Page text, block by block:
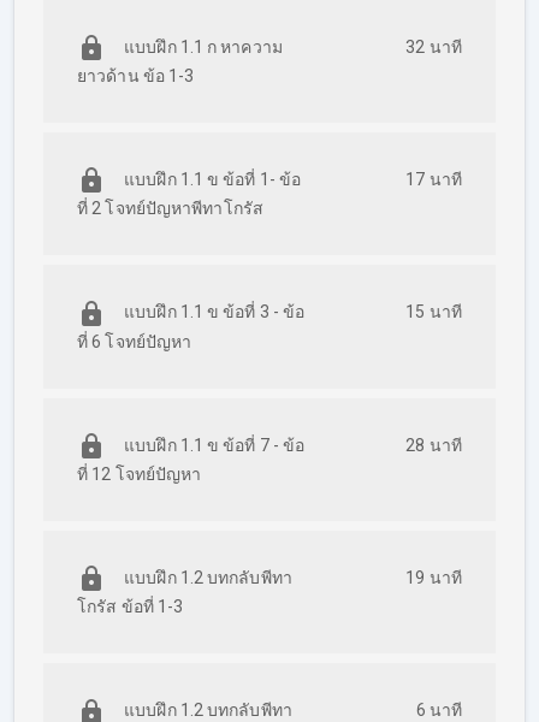
แบบฝึก 1.1 ก หาความ
ยาวด้าน ข้อ 1-3
32 นาที
แบบฝึก 1.1 ข ข้อที่ 1- ข้อ
ที่ 2 โจทย์ปัญหาพีทาโกรัส
17 นาที
แบบฝึก 1.1 ข ข้อที่ 3 - ข้อ
ที่ 6 โจทย์ปัญหา
15 นาที
แบบฝึก 1.1 ข ข้อที่ 7 - ข้อ
ที่ 12 โจทย์ปัญหา
28 นาที
แบบฝึก 1.2 บทกลับพีทา
โกรัส ข้อที่ 1-3
19 นาที
แบบฝึก 1.2 บทกลับพีทา
6 นาที